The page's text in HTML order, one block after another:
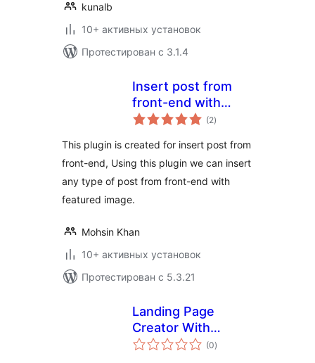
kunalb
10+ активных установок
Протестирован с 3.1.4
Insert post from
front-end with
featured image
(2общий
рейтинг
)
This plugin is created for insert post from
front-end, Using this plugin we can insert
any type of post from front-end with
featured image.
Mohsin Khan
10+ активных установок
Протестирован с 5.3.21
Landing Page
Creator With
Custom Posts
(0общий
рейтинг
)